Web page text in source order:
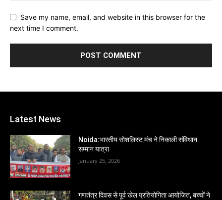
Save my name, email, and website in this browser for the
next time I comment.
Latest News
Noida:भारतीय सोशलिस्ट मंच ने निकाली संविधान
सम्मान यात्रा
January 25, 2026
गणतंत्र दिवस से पूर्व खेल प्रतियोगिता आयोजित, बच्चों ने